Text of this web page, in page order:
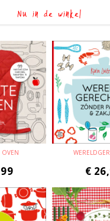
Nu in de winkel
OVEN
€